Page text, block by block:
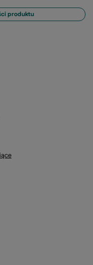
produktu